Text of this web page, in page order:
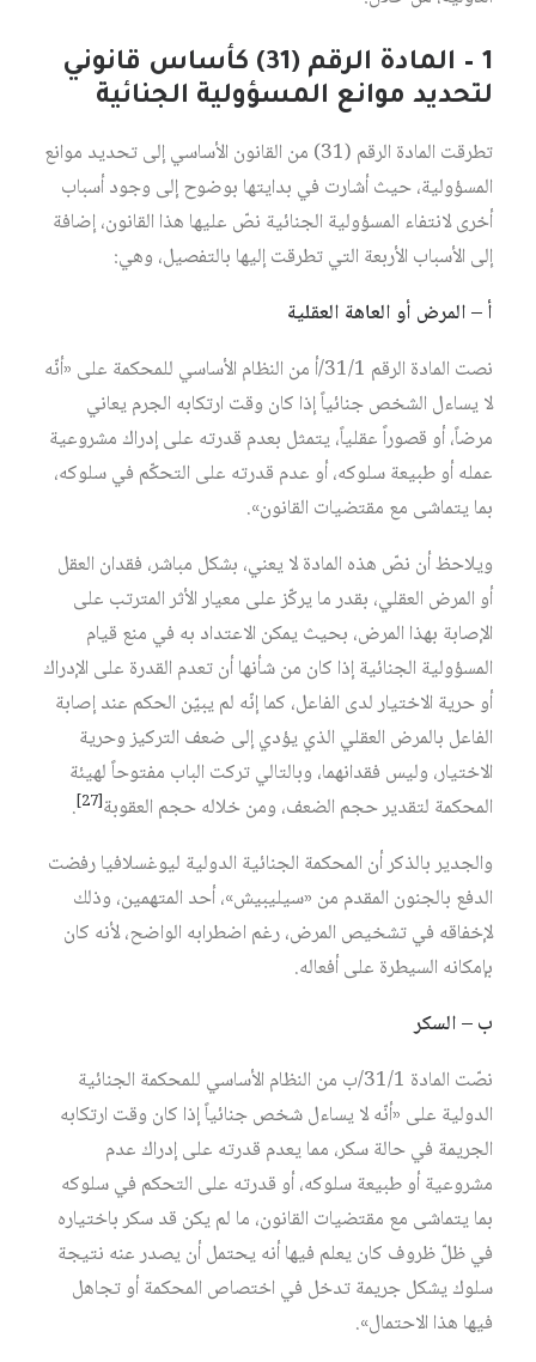
1 – المادة الرقم (31) كأساس قانوني
لتحديد موانع المسؤولية الجنائية
تطرقت المادة الرقم (31) من القانون الأساسي إلى تحديد موانع
المسؤولية، حيث أشارت في بدايتها بوضوح إلى وجود أسباب
أخرى لانتفاء المسؤولية الجنائية نصّ عليها هذا القانون، إضافة
إلى الأسباب الأربعة التي تطرقت إليها بالتفصيل، وهي:
أ – المرض أو العاهة العقلية
نصت المادة الرقم 31/1/أ من النظام الأساسي للمحكمة على «أنّه
لا يساءل الشخص جنائياً إذا كان وقت ارتكابه الجرم يعاني
مرضاً، أو قصوراً عقلياً، يتمثل بعدم قدرته على إدراك مشروعية
عمله أو طبيعة سلوكه، أو عدم قدرته على التحكّم في سلوكه،
بما يتماشى مع مقتضيات القانون».
ويلاحظ أن نصّ هذه المادة لا يعني، بشكل مباشر، فقدان العقل
أو المرض العقلي، بقدر ما يركّز على معيار الأثر المترتب على
الإصابة بهذا المرض، بحيث يمكن الاعتداد به في منع قيام
المسؤولية الجنائية إذا كان من شأنها أن تعدم القدرة على الإدراك
أو حرية الاختيار لدى الفاعل، كما إنّه لم يبيّن الحكم عند إصابة
الفاعل بالمرض العقلي الذي يؤدي إلى ضعف التركيز وحرية
الاختيار، وليس فقدانهما، وبالتالي تركت الباب مفتوحاً لهيئة
المحكمة لتقدير حجم الضعف، ومن خلاله حجم العقوبة[27]
.
والجدير بالذكر أن المحكمة الجنائية الدولية ليوغسلافيا رفضت
الدفع بالجنون المقدم من «سيليبيش»، أحد المتهمين، وذلك
لإخفاقه في تشخيص المرض، رغم اضطرابه الواضح، لأنه كان
بإمكانه السيطرة على أفعاله.
ب – السكر
نصّت المادة 31/1/ب من النظام الأساسي للمحكمة الجنائية
الدولية على «أنّه لا يساءل شخص جنائياً إذا كان وقت ارتكابه
الجريمة في حالة سكر، مما يعدم قدرته على إدراك عدم
مشروعية أو طبيعة سلوكه، أو قدرته على التحكم في سلوكه
بما يتماشى مع مقتضيات القانون، ما لم يكن قد سكر باختياره
في ظلّ ظروف كان يعلم فيها أنه يحتمل أن يصدر عنه نتيجة
سلوك يشكل جريمة تدخل في اختصاص المحكمة أو تجاهل
فيها هذا الاحتمال».